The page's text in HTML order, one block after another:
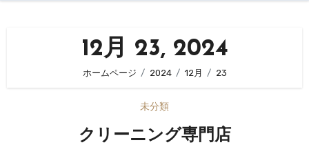
12月 23, 2024
ホームページ 2024 12月 23
未分類
クリーニング専門店